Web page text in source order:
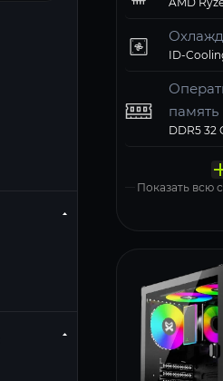
память
Windows
Показать всю